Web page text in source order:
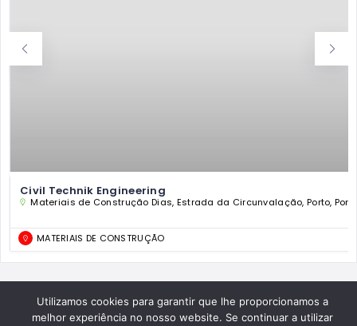
Civil Technik Engineering
Materiais de Construção Dias, Estrada da Circunvalação, Porto,
MATERIAIS DE CONSTRUÇÃO
Utilizamos cookies para garantir que lhe proporcionamos a
melhor experiência no nosso website. Se continuar a utilizar